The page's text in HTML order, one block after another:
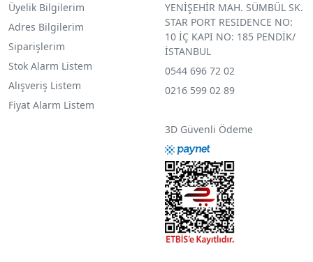
Üyelik Bilgilerim
Adres Bilgilerim
Siparişlerim
Stok Alarm Listem
Alışveriş Listem
Fiyat Alarm Listem
YENİŞEHİR MAH. SÜMBÜL SK.
STAR PORT RESIDENCE NO:
10 İÇ KAPI NO: 185 PENDİK/
İSTANBUL
0544 696 72 02
0216 599 02 89
3D Güvenli Ödeme